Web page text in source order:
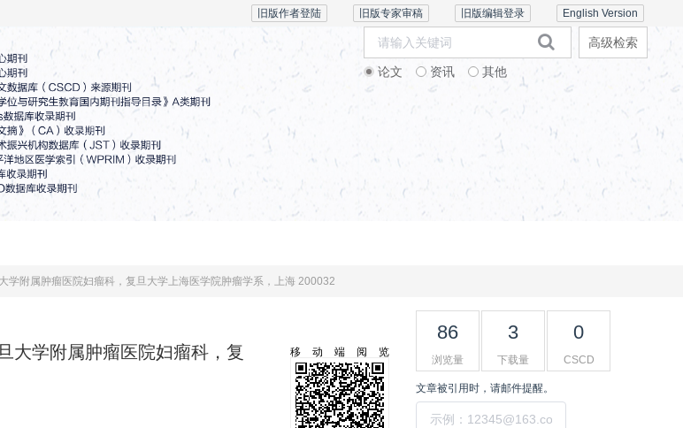
English Version
旧版编辑登录
旧版专家审稿
旧版作者登陆
论文 资讯 其他
高级检索
附属肿瘤医院妇瘤科，复旦大学上海医学院肿瘤学系，上海 200032
学附属肿瘤医院妇瘤科，复
移动端阅览
86
浏览量
3
下载量
0
CSCD
文章被引用时，请邮件提醒。